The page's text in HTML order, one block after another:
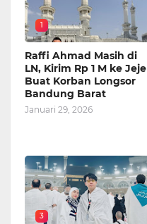
1
Raffi Ahmad Masih di
LN, Kirim Rp 1 M ke Jeje
Buat Korban Longsor
Bandung Barat
Januari 29, 2026
3